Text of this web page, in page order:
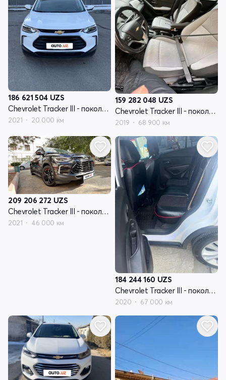
186 621 504 UZS
Chevrolet Tracker III - поколение рестайлинг
2021 20 000 км
159 282 048 UZS
Chevrolet Tracker III - поколение рестайлинг
2019 68 900 км
209 206 272 UZS
Chevrolet Tracker III - поколение рестайлинг
2021 46 000 км
184 244 160 UZS
Chevrolet Tracker III - поколение рестайлинг
2020 67 000 км